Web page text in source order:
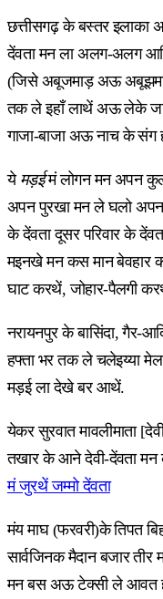
छत्तीसगढ़ के बस्तर इलाका
देंवता मन ला अलग-अलग
(जिसे अबूजमाड़ अऊ
तक ले इहाँ लाथें अऊ लेके
गाजा-बाजा अऊ नाच के संग
ये मड़ईमं लोगन मन अपन
अपन पुरखा मन ले घलो
के देंवता दूसर परिवार के
मइनखे मन कस मान बेवहार
घाट करथें, जोहार-पैलगी
नरायनपुर के बासिंदा, गैर-
हफ्ता भर तक ले चलेइय्या
मड़ई ला देखे बर आथें.
येकर सुरवात मावलीमाता
तखार के आने देवी-देंवता
मं जुरथें जम्मो देंवता
मंय माघ (फरवरी)के तिपत
सार्वजिनक मैदान बजार
मन बस अऊ टेक्सी ले आवत